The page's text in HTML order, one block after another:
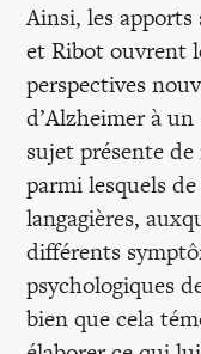
Ainsi, les apports
et Ribot ouvrent
perspectives
d’Alzheimer à un
sujet présente
parmi lesquels
langagières,
différents
psychologiques
bien que cela